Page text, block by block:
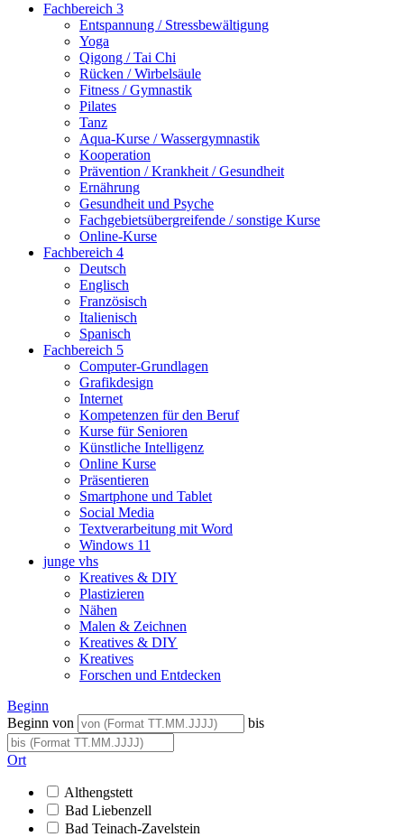
Fachbereich 3
Entspannung / Stressbewältigung
Yoga
Qigong / Tai Chi
Rücken / Wirbelsäule
Fitness / Gymnastik
Pilates
Tanz
Aqua-Kurse / Wassergymnastik
Kooperation
Prävention / Krankheit / Gesundheit
Ernährung
Gesundheit und Psyche
Fachgebietsübergreifende / sonstige Kurse
Online-Kurse
Fachbereich 4
Deutsch
Englisch
Französisch
Italienisch
Spanisch
Fachbereich 5
Computer-Grundlagen
Grafikdesign
Internet
Kompetenzen für den Beruf
Kurse für Senioren
Künstliche Intelligenz
Online Kurse
Präsentieren
Smartphone und Tablet
Social Media
Textverarbeitung mit Word
Windows 11
junge vhs
Kreatives & DIY
Plastizieren
Nähen
Malen & Zeichnen
Kreatives & DIY
Kreatives
Forschen und Entdecken
Beginn
Beginn von
bis
Ort
Althengstett
Bad Liebenzell
Bad Teinach-Zavelstein